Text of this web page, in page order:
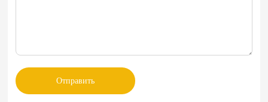
Отправить